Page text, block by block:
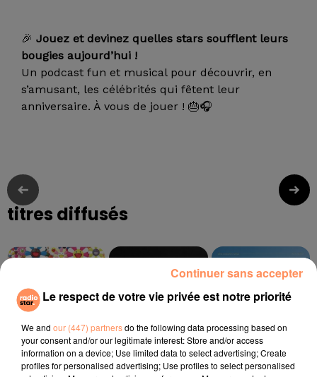
🎉 Jouez et devinez quelles stars soufflent leurs
bougies aujourd’hui !
Un podcast fun et musical pour découvrir, en
s’amusant, les célébrités qui fêtent leur
anniversaire. À vous de jouer ! 🎂🎧
titres diffusés
J BALVIN
Azul
TOVE LO, STROMAE
Des Fleurs
RIVIERA
She Doesn't Mind
Le respect de votre vie privée est notre priorité
We and our (447) partnersdo the following data processing based on
your consent and/or our legitimate interest: Store and/or access
information on a device; Use limited data to select advertising; Create
profiles for personalised advertising; Use profiles to select personalised
Continuer sans accepter